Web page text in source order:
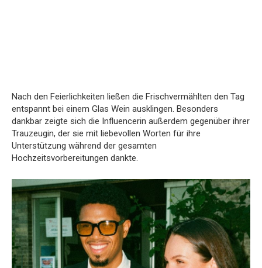
Nach den Feierlichkeiten ließen die Frischvermählten den Tag
entspannt bei einem Glas Wein ausklingen. Besonders
dankbar zeigte sich die Influencerin außerdem gegenüber ihrer
Trauzeugin, der sie mit liebevollen Worten für ihre
Unterstützung während der gesamten
Hochzeitsvorbereitungen dankte.